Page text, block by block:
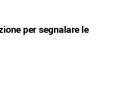
per segnalare le